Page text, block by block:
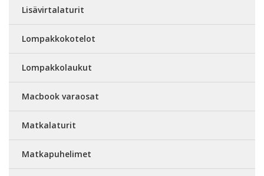
Lisävirtalaturit
Lompakkokotelot
Lompakkolaukut
Macbook varaosat
Matkalaturit
Matkapuhelimet